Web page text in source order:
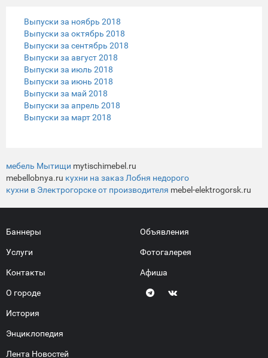
Выпуски за ноябрь 2018
Выпуски за октябрь 2018
Выпуски за сентябрь 2018
Выпуски за август 2018
Выпуски за июль 2018
Выпуски за июнь 2018
Выпуски за май 2018
Выпуски за апрель 2018
Выпуски за март 2018
мебель Мытищи mytischimebel.ru
mebellobnya.ru кухни на заказ Лобня недорого
кухни в Электрогорске от производителя mebel-elektrogorsk.ru
Баннеры
Услуги
Контакты
О городе
История
Энциклопедия
Лента Новостей
Объявления
Фотогалерея
Афиша